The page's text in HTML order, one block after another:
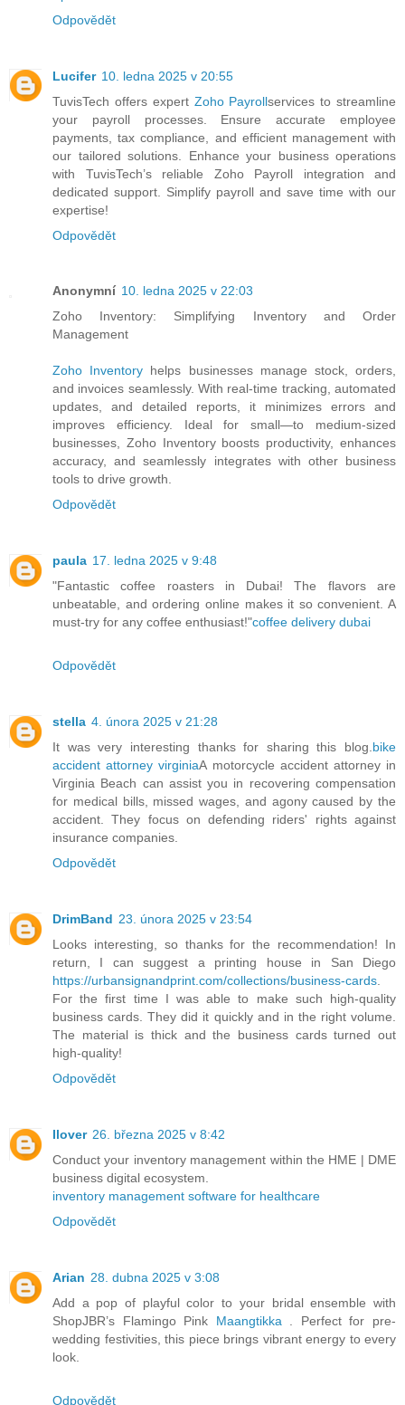
Odpovědět
Lucifer 10. ledna 2025 v 20:55
TuvisTech offers expert Zoho Payrollservices to streamline
your payroll processes. Ensure accurate employee
payments, tax compliance, and efficient management with
our tailored solutions. Enhance your business operations
with TuvisTech’s reliable Zoho Payroll integration and
dedicated support. Simplify payroll and save time with our
expertise!
Odpovědět
Anonymní 10. ledna 2025 v 22:03
Zoho Inventory: Simplifying Inventory and Order
Management
Zoho Inventory helps businesses manage stock, orders,
and invoices seamlessly. With real-time tracking, automated
updates, and detailed reports, it minimizes errors and
improves efficiency. Ideal for small—to medium-sized
businesses, Zoho Inventory boosts productivity, enhances
accuracy, and seamlessly integrates with other business
tools to drive growth.
Odpovědět
paula 17. ledna 2025 v 9:48
"Fantastic coffee roasters in Dubai! The flavors are
unbeatable, and ordering online makes it so convenient. A
must-try for any coffee enthusiast!"coffee delivery dubai
Odpovědět
stella 4. února 2025 v 21:28
It was very interesting thanks for sharing this blog.bike
accident attorney virginiaA motorcycle accident attorney in
Virginia Beach can assist you in recovering compensation
for medical bills, missed wages, and agony caused by the
accident. They focus on defending riders' rights against
insurance companies.
Odpovědět
DrimBand 23. února 2025 v 23:54
Looks interesting, so thanks for the recommendation! In
return, I can suggest a printing house in San Diego
https://urbansignandprint.com/collections/business-cards.
For the first time I was able to make such high-quality
business cards. They did it quickly and in the right volume.
The material is thick and the business cards turned out
high-quality!
Odpovědět
Ilover 26. března 2025 v 8:42
Conduct your inventory management within the HME | DME
business digital ecosystem.
inventory management software for healthcare
Odpovědět
Arian 28. dubna 2025 v 3:08
Add a pop of playful color to your bridal ensemble with
ShopJBR’s Flamingo Pink Maangtikka . Perfect for pre-
wedding festivities, this piece brings vibrant energy to every
look.
Odpovědět